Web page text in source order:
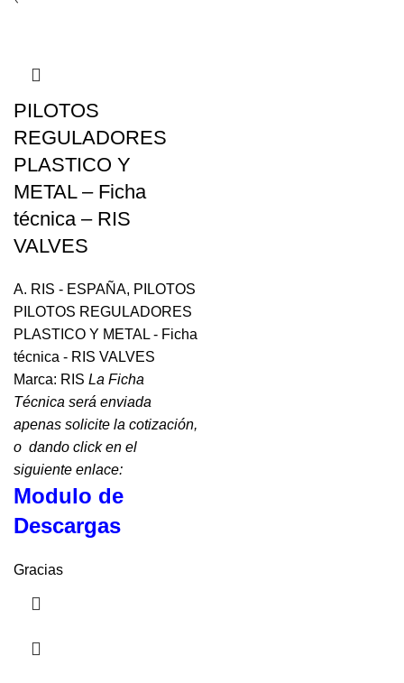
PILOTOS
REGULADORES
PLASTICO Y
METAL – Ficha
técnica – RIS
VALVES
A. RIS - ESPAÑA, PILOTOS
PILOTOS REGULADORES
PLASTICO Y METAL - Ficha
técnica - RIS VALVES
Marca: RIS La Ficha
Técnica será enviada
apenas solicite la cotización,
o dando click en el
siguiente enlace:
Modulo de
Descargas
Gracias